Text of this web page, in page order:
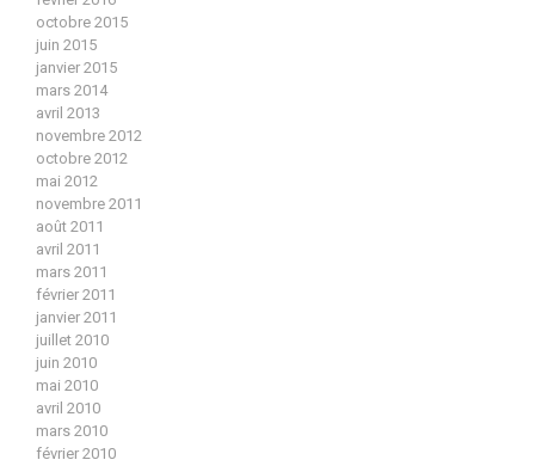
octobre 2015
juin 2015
janvier 2015
mars 2014
avril 2013
novembre 2012
octobre 2012
mai 2012
novembre 2011
août 2011
avril 2011
mars 2011
février 2011
janvier 2011
juillet 2010
juin 2010
mai 2010
avril 2010
mars 2010
février 2010